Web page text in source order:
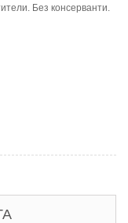
Без консерванти.